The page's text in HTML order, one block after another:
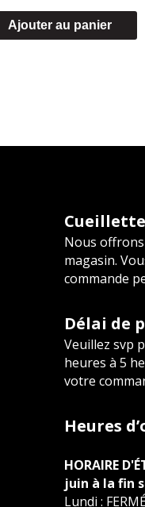
Ajouter au panier
Nous
magasin.
commande
Délai de
Veuillez svp
heures à 5
votre
Heures
HORAIRE
juin à la fin
Lundi :